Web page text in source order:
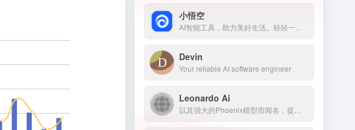
小悟空
Devin
Your reliable AI software engineer
Leonardo Ai